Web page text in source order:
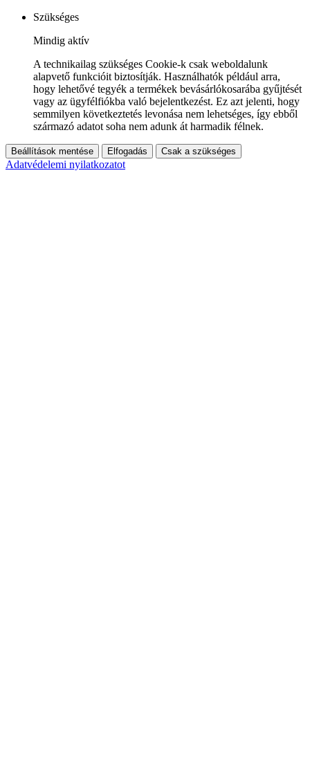
Szükséges
Mindig aktív
A technikailag szükséges Cookie-k csak weboldalunk
alapvető funkcióit biztosítják. Használhatók például arra,
hogy lehetővé tegyék a termékek bevásárlókosarába gyűjtését
vagy az ügyfélfiókba való bejelentkezést. Ez azt jelenti, hogy
semmilyen következtetés levonása nem lehetséges, így ebből
származó adatot soha nem adunk át harmadik félnek.
Beállítások mentése Elfogadás Csak a szükséges
Adatvédelemi nyilatkozatot